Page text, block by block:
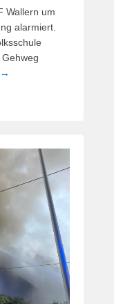
Wallern um
alarmiert.
→